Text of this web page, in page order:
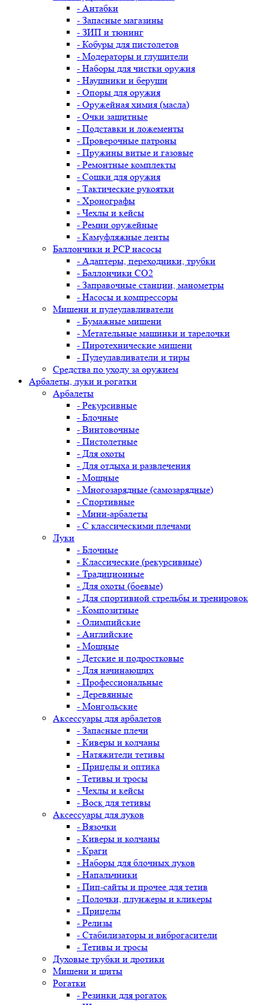
- Антабки
- Запасные магазины
- ЗИП и тюнинг
- Кобуры для пистолетов
- Модераторы и глушители
- Наборы для чистки оружия
- Наушники и беруши
- Опоры для оружия
- Оружейная химия (масла)
- Очки защитные
- Подставки и ложементы
- Проверочные патроны
- Пружины витые и газовые
- Ремонтные комплекты
- Сошки для оружия
- Тактические рукоятки
- Хронографы
- Чехлы и кейсы
- Ремни оружейные
- Камуфляжные ленты
Баллончики и PCP насосы
- Адаптеры, переходники, трубки
- Баллончики CO2
- Заправочные станции, манометры
- Насосы и компрессоры
Мишени и пулеулавливатели
- Бумажные мишени
- Метательные машинки и тарелочки
- Пиротехнические мишени
- Пулеулавливатели и тиры
Средства по уходу за оружием
Арбалеты, луки и рогатки
Арбалеты
- Рекурсивные
- Блочные
- Винтовочные
- Пистолетные
- Для охоты
- Для отдыха и развлечения
- Мощные
- Многозарядные (самозарядные)
- Спортивные
- Мини-арбалеты
- С классическими плечами
Луки
- Блочные
- Классические (рекурсивные)
- Традиционные
- Для охоты (боевые)
- Для спортивной стрельбы и тренировок
- Композитные
- Олимпийские
- Английские
- Мощные
- Детские и подростковые
- Для начинающих
- Профессиональные
- Деревянные
- Монгольские
Аксессуары для арбалетов
- Запасные плечи
- Киверы и колчаны
- Натяжители тетивы
- Прицелы и оптика
- Тетивы и тросы
- Чехлы и кейсы
- Воск для тетивы
Аксессуары для луков
- Вязочки
- Киверы и колчаны
- Краги
- Наборы для блочных луков
- Напальчники
- Пип-сайты и прочее для тетив
- Полочки, плунжеры и кликеры
- Прицелы
- Релизы
- Стабилизаторы и виброгасители
- Тетивы и тросы
Духовые трубки и дротики
Мишени и щиты
Рогатки
- Резинки для рогаток